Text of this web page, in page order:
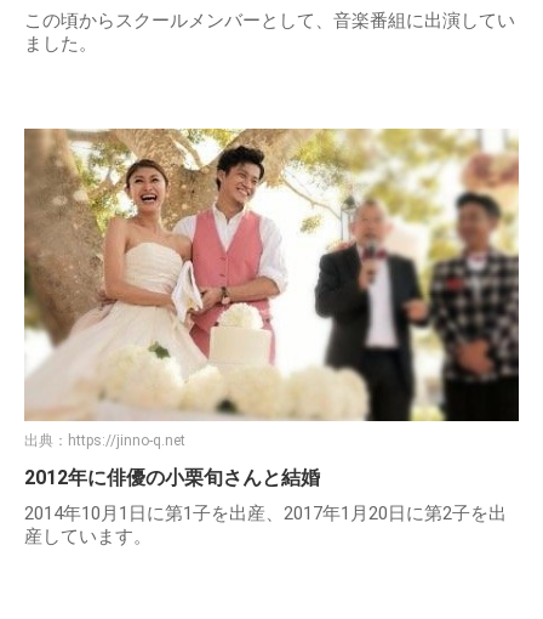
この頃からスクールメンバーとして、音楽番組に出演してい
ました。
出典： https://jinno-q.net
2012年に俳優の小栗旬さんと結婚
2014年10月1日に第1子を出産、2017年1月20日に第2子を出
産しています。